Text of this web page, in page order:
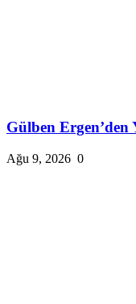
Gülben
Ağu 9, 2026 0